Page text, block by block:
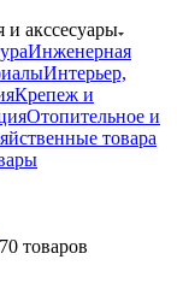
и акссесуары
Инженерная
Интерьер,
Крепеж и
Отопительное и
товара
товаров